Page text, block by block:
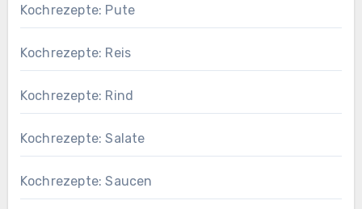
Kochrezepte: Pute
Kochrezepte: Reis
Kochrezepte: Rind
Kochrezepte: Salate
Kochrezepte: Saucen